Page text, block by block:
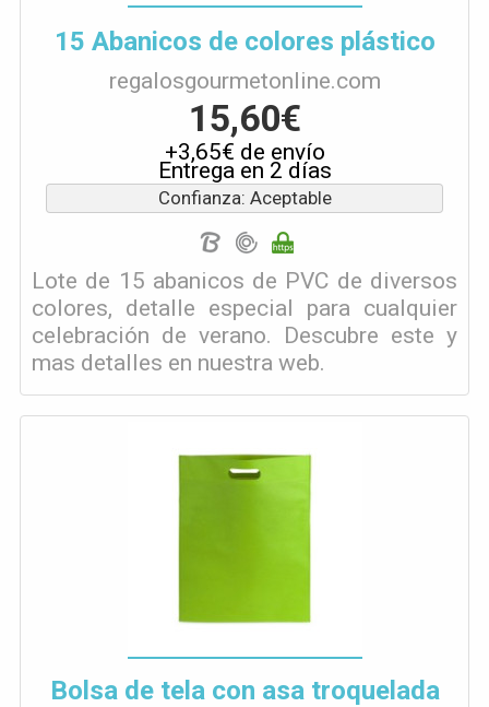
15 Abanicos de colores plástico
regalosgourmetonline.com
15,60€
+3,65€ de envío
Entrega en 2 días
Confianza: Aceptable
Lote de 15 abanicos de PVC de diversos
colores, detalle especial para cualquier
celebración de verano. Descubre este y
mas detalles en nuestra web.
Bolsa de tela con asa troquelada